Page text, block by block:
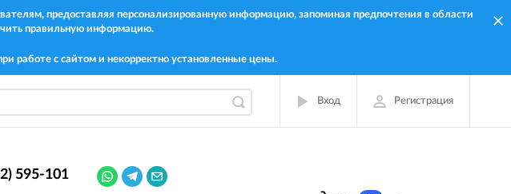
предоставляя персонализированную информацию, запоминая предпочтения в области
правильную информацию.
работе с сайтом и некорректно установленные цены.
Вход Регистрация
595-101